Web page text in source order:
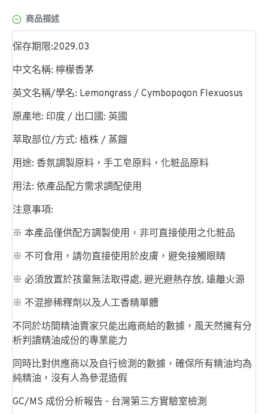
商品描述
保存期限:2029.03
中文名稱: 檸檬香茅
英文名稱/學名: Lemongrass / Cymbopogon Flexuosus
原產地: 印度 / 出口國: 英國
萃取部位/方式: 植株 / 蒸餾
用途: 香氛調製原料，手工皂原料，化粧品原料
用法: 依產品配方需求調配使用
注意事項:
※ 本產品僅供配方調製使用，非可直接使用之化粧品
※ 不可食用，請勿直接使用於皮膚，避免接觸眼睛
※ 必須放置於孩童無法取得處, 避光避熱存放, 遠離火源
※ 不混摻稀釋劑以及人工香精單體
不同於坊間精油賣家只能出廠商給的數據，風天然擁有分
析判讀精油成份的專業能力
同時比對供應商以及自行檢測的數據，確保所有精油均為
純精油，沒有人為參混造假
GC/MS 成份分析報告 - 台灣第三方實驗室檢測